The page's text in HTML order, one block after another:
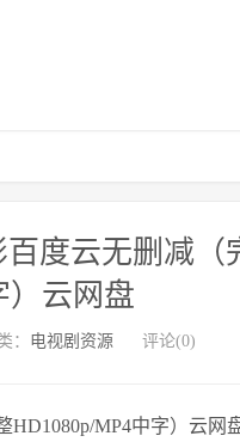
度云无删减（
）云网盘
： 电视剧资源 评论(0)
HD1080p/MP4中字）云网